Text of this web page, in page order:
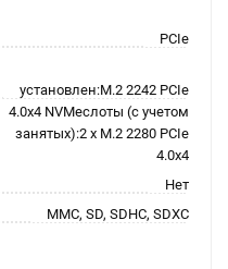
PCIe
установлен:M.2 2242 PCIe
4.0x4 NVMeслоты (с учетом
занятых):2 x M.2 2280 PCIe
4.0x4
Нет
MMC, SD, SDHC, SDXC